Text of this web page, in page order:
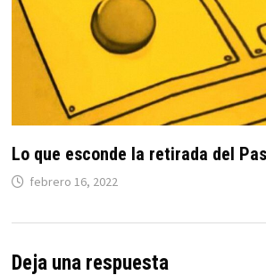
Lo que esconde la retirada del
febrero 16, 2022
Deja una respuesta